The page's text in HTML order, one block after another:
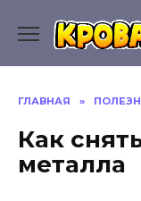
содержанию
ГЛАВНАЯ »
Как
металла